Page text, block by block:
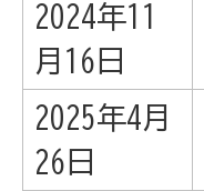
2024年11
月16日
2025年4月
26日